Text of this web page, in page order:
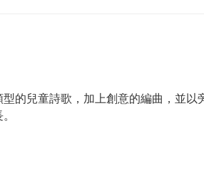
的兒童詩歌，加上創意的編曲，並以